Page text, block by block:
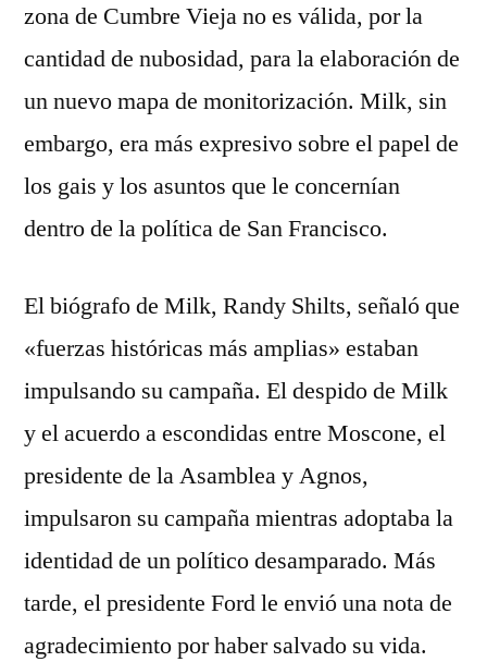
zona de Cumbre Vieja no es válida, por la
cantidad de nubosidad, para la elaboración de
un nuevo mapa de monitorización. Milk, sin
embargo, era más expresivo sobre el papel de
los gais y los asuntos que le concernían
dentro de la política de San Francisco.
El biógrafo de Milk, Randy Shilts, señaló que
«fuerzas históricas más amplias» estaban
impulsando su campaña. El despido de Milk
y el acuerdo a escondidas entre Moscone, el
presidente de la Asamblea y Agnos,
impulsaron su campaña mientras adoptaba la
identidad de un político desamparado. Más
tarde, el presidente Ford le envió una nota de
agradecimiento por haber salvado su vida.